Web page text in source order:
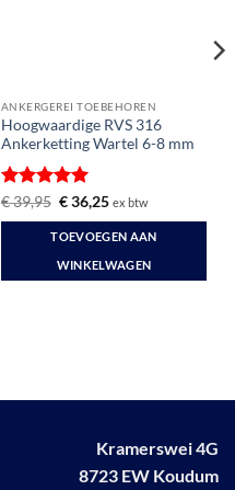
ANKERGEREI TOEBEHOREN
Hoogwaardige RVS 316
Ankerketting Wartel 6-8 mm
Gewaardeerd
5uit 5
€39,95 Oorspronkelijke
was:
€ 39,95.
€36,25Huidige
is:
€ 36,25.
ex btw
TOEVOEGEN AAN
WINKELWAGEN
Kramerswei 4G
8723 EW Koudum